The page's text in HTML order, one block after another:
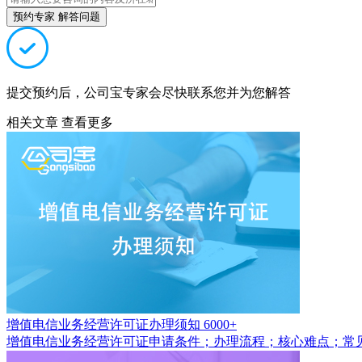
预约专家 解答问题
提交预约后，公司宝专家会尽快联系您并为您解答
相关文章 查看更多
增值电信业务经营许可证办理须知 6000+
增值电信业务经营许可证申请条件；办理流程；核心难点；常